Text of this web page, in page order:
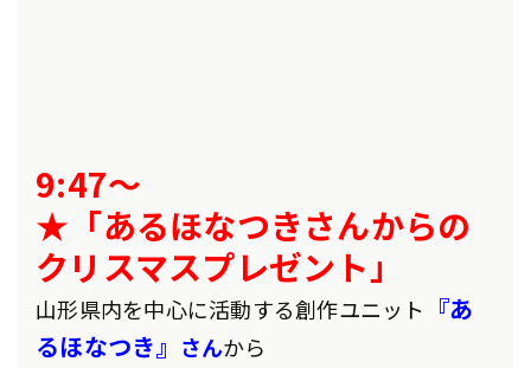
9:47～
★「あるほなつきさんからの
クリスマスプレゼント」
山形県内を中心に活動する創作ユニット 『あ
るほなつき』 さんから